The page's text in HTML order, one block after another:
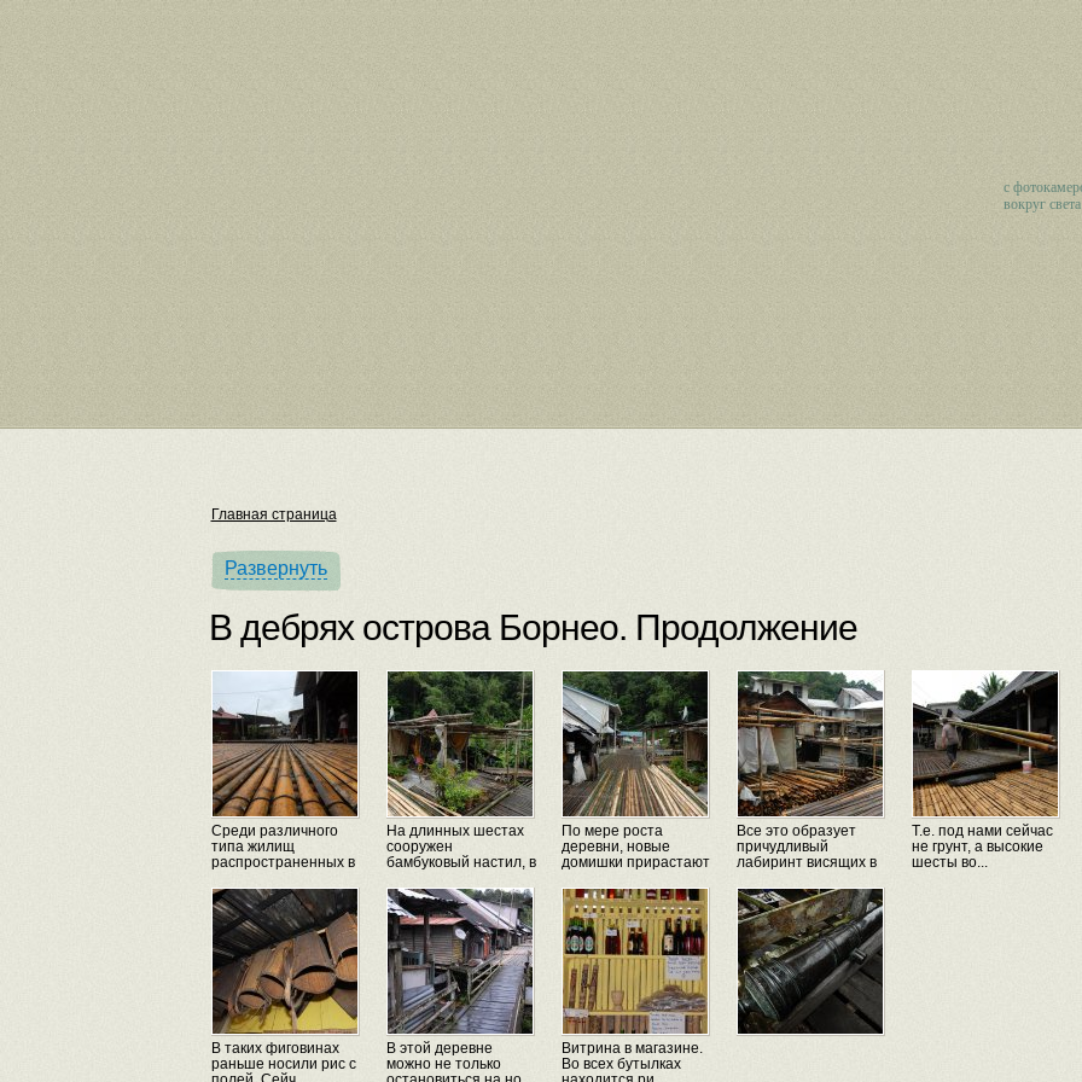
c
вокруг света
Главная страница
Развернуть
В дебрях острова Борнео. Продолжение
Среди различного
типа жилищ
распространенных в
На длинных шестах
сооружен
бамбуковый настил, в
По мере роста
деревни, новые
домишки прирастают
Все это образует
причудливый
лабиринт висящих в
Т.е. под нами сейчас
не грунт, а высокие
шесты во...
В таких фиговинах
раньше носили рис с
В этой деревне
можно не только
Витрина в магазине.
Во всех бутылках